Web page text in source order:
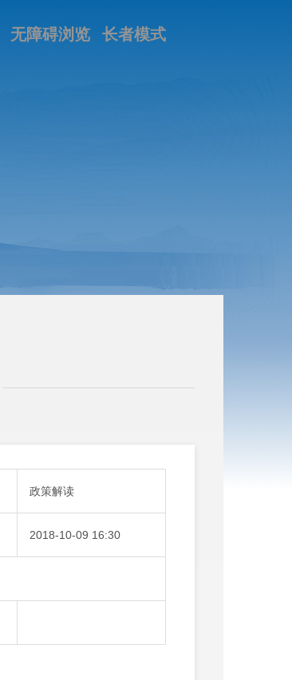
长者模式
无障碍浏览
政策解读
2018-10-09 16:30